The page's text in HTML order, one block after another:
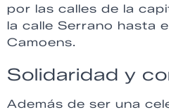
por las calles de la
la calle Serrano hasta
Camoens.
Solidaridad y
Además de ser una